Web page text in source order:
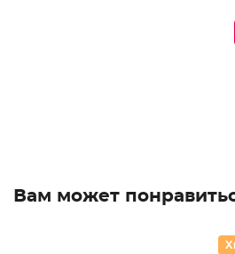
Вам может